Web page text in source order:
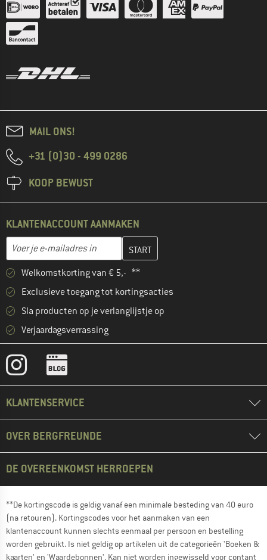
MAIL ONS!
+31 (0)30 - 499 0286
KOOP BEWUST
KLANTENACCOUNT AANMAKEN
E-mailadres
Vul je e-mailadres hier in en maak in de volgende stap je
Welkomstkorting van € 5,- **
Exclusieve toegang tot kortingsacties
Sla producten op je verlanglijstje op
Verjaardagsverrassing
KLANTENSERVICE
OVER BERGFREUNDE
DE OVEREENKOMST HERROEPEN
**De kortingscode is geldig vanaf een minimale besteding van 40 euro
(na retouren). Kortingscodes voor het aanmaken van een
klantenaccount kunnen slechts eenmaal per persoon en bestelling
worden gebruikt. Is niet geldig op artikelen uit de categorieën 'Boeken &
kaarten' en 'Waardebonnen'. Kan niet worden ingewisseld voor contant